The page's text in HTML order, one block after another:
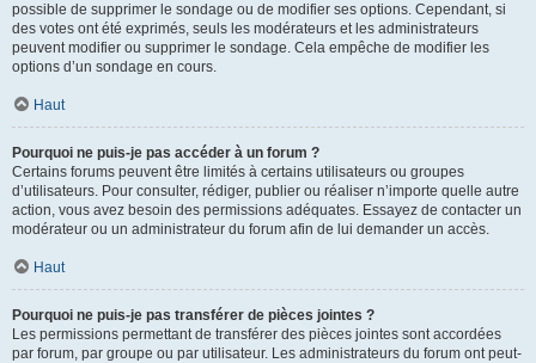
possible de supprimer le sondage ou de modifier ses options. Cependant, si
des votes ont été exprimés, seuls les modérateurs et les administrateurs
peuvent modifier ou supprimer le sondage. Cela empêche de modifier les
options d’un sondage en cours.
Haut
Pourquoi ne puis-je pas accéder à un forum ?
Certains forums peuvent être limités à certains utilisateurs ou groupes
d’utilisateurs. Pour consulter, rédiger, publier ou réaliser n’importe quelle autre
action, vous avez besoin des permissions adéquates. Essayez de contacter un
modérateur ou un administrateur du forum afin de lui demander un accès.
Haut
Pourquoi ne puis-je pas transférer de pièces jointes ?
Les permissions permettant de transférer des pièces jointes sont accordées
par forum, par groupe ou par utilisateur. Les administrateurs du forum ont peut-